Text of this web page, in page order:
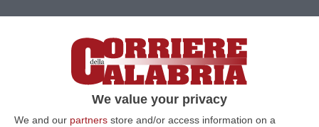
We value your privacy
We and our partners store and/or access information on a